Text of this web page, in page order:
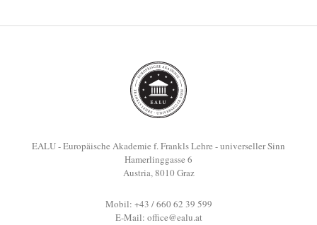
EALU - Europäische Akademie f. Frankls Lehre - universeller Sinn
Hamerlinggasse 6
Austria, 8010 Graz
Mobil: +43 / 660 62 39 599
E-Mail: office@ealu.at